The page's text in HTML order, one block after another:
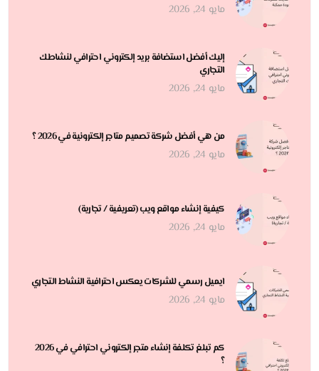
مايو 24, 2026
إليك أفضل استضافة بريد إلكتروني احترافي لنشاطك
التجاري
مايو 24, 2026
من هي أفضل شركة تصميم متاجر إلكترونية في 2026 ؟
مايو 24, 2026
كيفية إنشاء مواقع ويب (تعريفية / تجارية)
مايو 24, 2026
ايميل رسمي للشركات يعكس احترافية النشاط التجاري
مايو 24, 2026
كم تبلغ تكلفة إنشاء متجر إلكتروني احترافي في 2026
؟